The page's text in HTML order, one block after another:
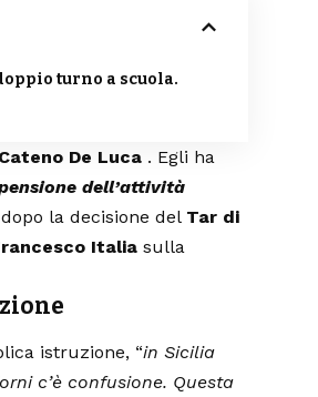
turno a scuola.
Cateno De Luca . Egli ha
dell’attività
la decisione del Tar di
Italia sulla
istruzione, “in Sicilia
c’è confusione. Questa